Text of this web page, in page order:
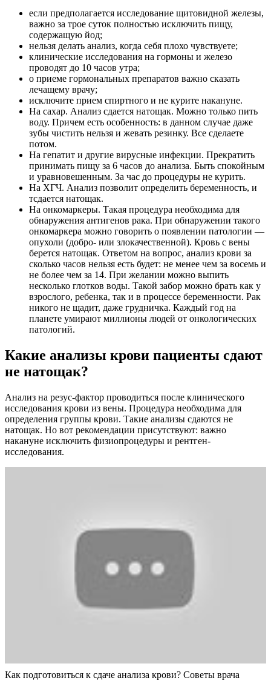
если предполагается исследование щитовидной железы,
важно за трое суток полностью исключить пищу,
содержащую йод;
нельзя делать анализ, когда себя плохо чувствуете;
клинические исследования на гормоны и железо
проводят до 10 часов утра;
о приеме гормональных препаратов важно сказать
лечащему врачу;
исключите прием спиртного и не курите накануне.
На сахар. Анализ сдается натощак. Можно только пить
воду. Причем есть особенность: в данном случае даже
зубы чистить нельзя и жевать резинку. Все сделаете
потом.
На гепатит и другие вирусные инфекции. Прекратить
принимать пищу за 6 часов до анализа. Быть спокойным
и уравновешенным. За час до процедуры не курить.
На ХГЧ. Анализ позволит определить беременность, и
тсдается натощак.
На онкомаркеры. Такая процедура необходима для
обнаружения антигенов рака. При обнаружении такого
онкомаркера можно говорить о появлении патологии —
опухоли (добро- или злокачественной). Кровь с вены
берется натощак. Ответом на вопрос, анализ крови за
сколько часов нельзя есть будет: не менее чем за восемь и
не более чем за 14. При желании можно выпить
несколько глотков воды. Такой забор можно брать как у
взрослого, ребенка, так и в процессе беременности. Рак
никого не щадит, даже грудничка. Каждый год на
планете умирают миллионы людей от онкологических
патологий.
Какие анализы крови пациенты сдают
не натощак?
Анализ на резус-фактор проводиться после клинического
исследования крови из вены. Процедура необходима для
определения группы крови. Такие анализы сдаются не
натощак. Но вот рекомендации присутствуют: важно
накануне исключить физиопроцедуры и рентген-
исследования.
Как подготовиться к сдаче анализа крови? Советы врача